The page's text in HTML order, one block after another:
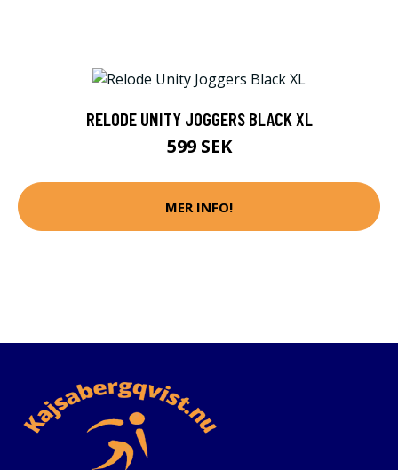
RELODE UNITY JOGGERS BLACK XL
599 SEK
MER INFO!